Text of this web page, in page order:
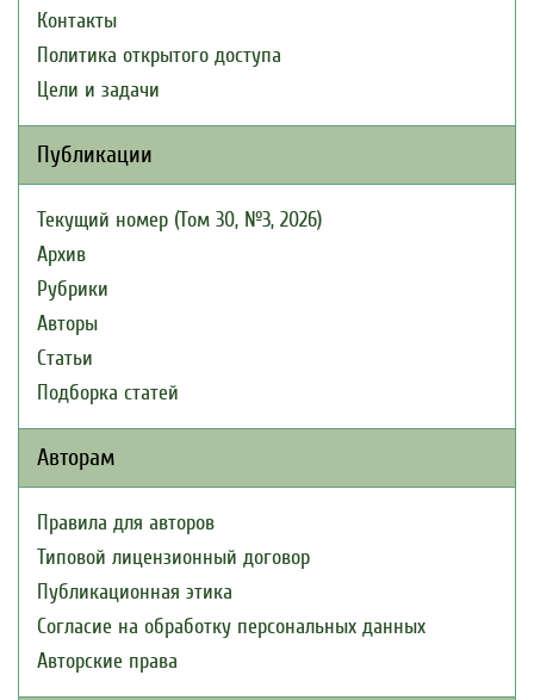
Контакты
Политика открытого доступа
Цели и задачи
Публикации
Текущий номер (Том 30, №3, 2026)
Архив
Рубрики
Авторы
Статьи
Подборка статей
Авторам
Правила для авторов
Типовой лицензионный договор
Публикационная этика
Согласие на обработку персональных данных
Авторские права